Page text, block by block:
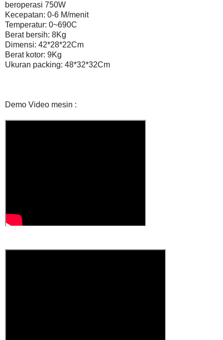
beroperasi 750W
Kecepatan: 0-6 M/menit
Temperatur: 0~690C
Berat bersih: 8Kg
Dimensi: 42*28*22Cm
Berat kotor: 9Kg
Ukuran packing: 48*32*32Cm
Demo Video mesin :